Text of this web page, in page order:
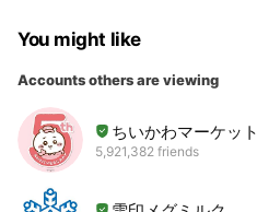
You might like
Accounts others are viewing
ちいかわマーケット
5,921,382 friends